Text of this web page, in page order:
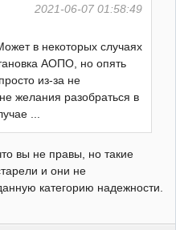
2021-06-07 01:58:49
в некоторых случаях
АОПО, но опять
из-за не
желания разобраться в
...
вы не правы, но такие
и они не
категорию надежности.